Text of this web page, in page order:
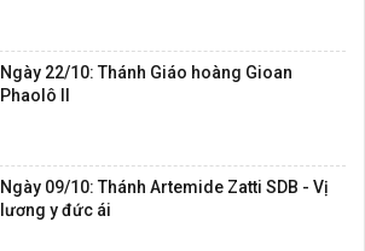
Ngày 22/10: Thánh Giáo hoàng Gioan
Phaolô II
Ngày 09/10: Thánh Artemide Zatti SDB - Vị
lương y đức ái